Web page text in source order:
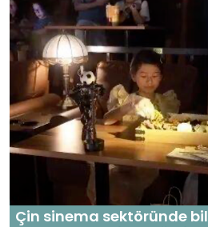
Çin sinema sektöründe